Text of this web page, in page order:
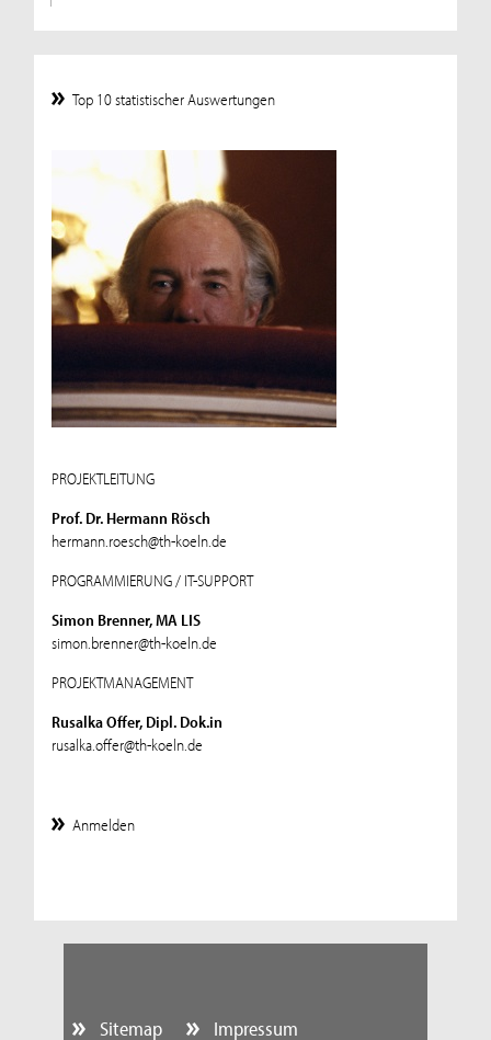
Top 10 statistischer Auswertungen
PROJEKTLEITUNG
Prof. Dr. Hermann Rösch
hermann.roesch@th-koeln.de
PROGRAMMIERUNG / IT-SUPPORT
Simon Brenner, MA LIS
simon.brenner@th-koeln.de
PROJEKTMANAGEMENT
Rusalka Offer, Dipl. Dok.in
rusalka.offer@th-koeln.de
Anmelden
Sitemap Impressum